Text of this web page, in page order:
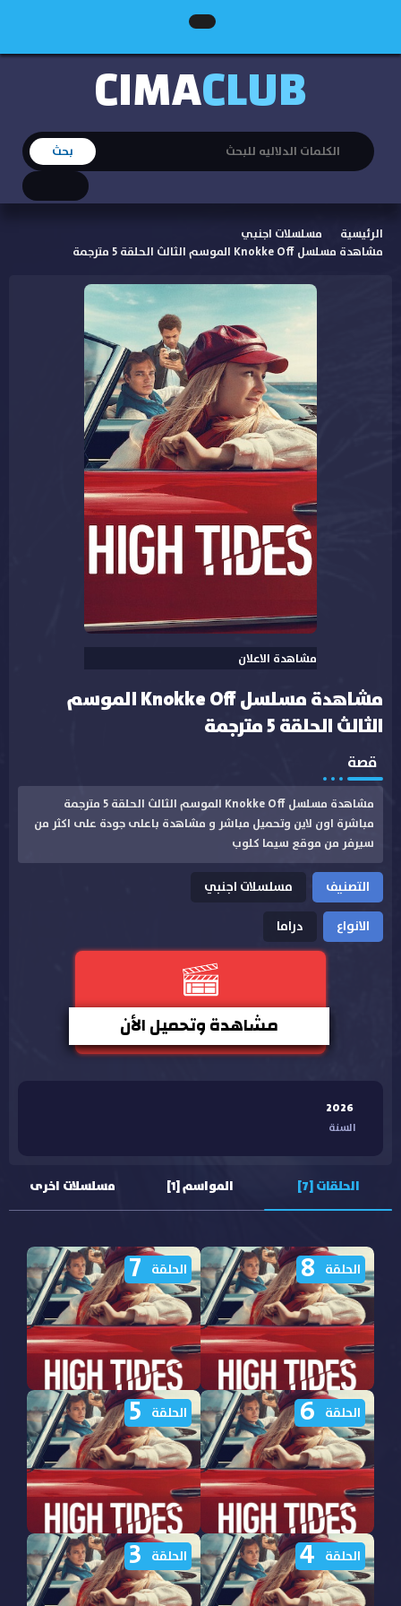
CIMACLUB
الرئيسية
مسلسلات اجنبي
مشاهدة مسلسل Knokke Off الموسم الثالث الحلقة 5 مترجمة
مشاهدة الاعلان
مشاهدة مسلسل Knokke Off الموسم
الثالث الحلقة 5 مترجمة
قصة
مشاهدة مسلسل Knokke Off الموسم الثالث الحلقة 5 مترجمة
مباشرة اون لاين وتحميل مباشر و مشاهدة باعلى جودة على اكثر من
سيرفر من موقع سيما كلوب
التصنيف
مسلسلات اجنبي
الانواع
دراما
مشاهدة وتحميل الأن
2026
السنة
الحلقات [7] المواسم [1] مسلسلات اخرى
مشاهدة مسلسل Knokke
Off الموسم الثالث الحلقة 8
مترجمة
الحلقة 8
مشاهدة مسلسل Knokke
Off الموسم الثالث الحلقة 7
مترجمة
الحلقة 7
مشاهدة مسلسل Knokke
Off الموسم الثالث الحلقة 6
مترجمة
الحلقة 6
مشاهدة مسلسل Knokke
Off الموسم الثالث الحلقة 5
مترجمة
الحلقة 5
الحلقة 4 الحلقة 3